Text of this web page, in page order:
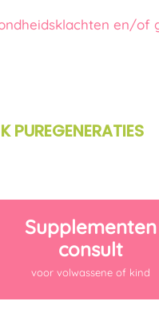
en/of
Supplementen
consult
voor volwassene of kind